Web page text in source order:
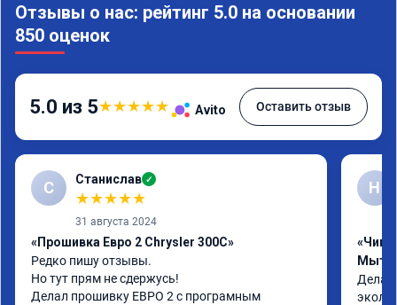
Отзывы о нас: рейтинг 5.0 на основании
850 оценок
5.0 из 5★★★★★ Avito Оставить отзыв
С Станислав ✓
★★★★★
31 августа 2024
«Прошивка Евро 2 Chrysler 300C»
Редко пишу отзывы.
Но тут прям не сдержусь!
Делал прошивку ЕВРО 2 с програмным
Н
«Чип
Делал